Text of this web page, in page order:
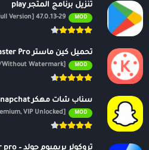
تنزيل برنامج المتجر play
MOD
47.0.13-29 MOD APK [No Root/All Devices/Full Version]
تحميل كين ماستر Kine Master Pro مهكر
MOD
Without Watermark]
سناب شات مهكر Snapchat للأندرويد اخر اصدار 2025
MOD
VIP Unlocked]
تروكولر بريميوم جولد – Truecaller pro مهكر